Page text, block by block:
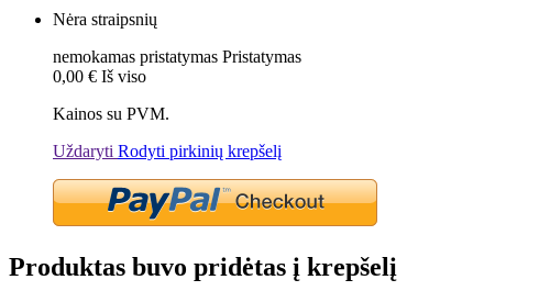
Nėra straipsnių
nemokamas pristatymas Pristatymas
0,00 € Iš viso
Kainos su PVM.
Uždaryti Rodyti pirkinių krepšelį
Produktas buvo pridėtas į krepšelį